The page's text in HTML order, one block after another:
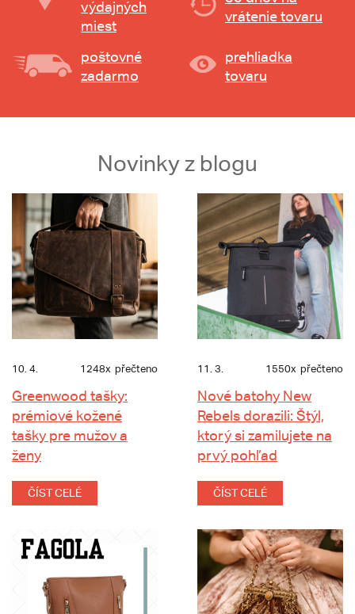
výdajných
miest
vrátenie tovaru
poštovné
zadarmo
prehliadka
tovaru
Novinky z blogu
10. 4. 1248x přečteno
Greenwood tašky:
prémiové kožené
tašky pre mužov a
ženy
ČÍST CELÉ
11. 3. 1550x přečteno
Nové batohy New
Rebels dorazili: Štýl,
ktorý si zamilujete na
prvý pohľad
ČÍST CELÉ